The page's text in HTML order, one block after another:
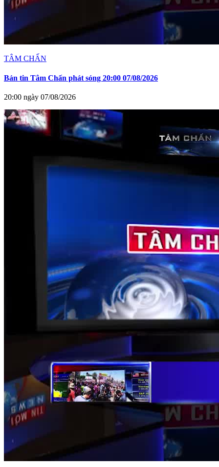
TÂM CHẤN
Bản tin Tâm Chấn phát sóng 20:00 07/08/2026
20:00 ngày 07/08/2026